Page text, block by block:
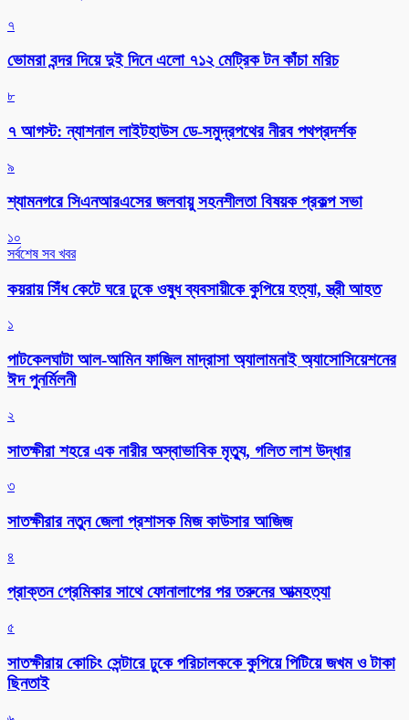
৭
ভোমরা বন্দর দিয়ে দুই দিনে এলো ৭১২ মেট্রিক টন কাঁচা মরিচ
৮
৭ আগস্ট: ন্যাশনাল লাইটহাউস ডে-সমুদ্রপথের নীরব পথপ্রদর্শক
৯
শ্যামনগরে সিএনআরএসের জলবায়ু সহনশীলতা বিষয়ক প্রকল্প সভা
১০
সর্বশেষ সব খবর
কয়রায় সিঁধ কেটে ঘরে ঢুকে ওষুধ ব্যবসায়ীকে কুপিয়ে হত্যা, স্ত্রী আহত
১
পাটকেলঘাটা আল-আমিন ফাজিল মাদ্রাসা অ্যালামনাই অ্যাসোসিয়েশনের
ঈদ পুনর্মিলনী
২
সাতক্ষীরা শহরে এক নারীর অস্বাভাবিক মৃত্যু, গলিত লাশ উদ্ধার
৩
সাতক্ষীরার নতুন জেলা প্রশাসক মিজ কাউসার আজিজ
৪
প্রাক্তন প্রেমিকার সাথে ফোনালাপের পর তরুনের আত্মহত্যা
৫
সাতক্ষীরায় কোচিং সেন্টারে ঢুকে পরিচালককে কুপিয়ে পিটিয়ে জখম ও টাকা
ছিনতাই